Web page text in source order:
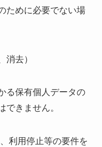
ために必要でない場
去）
る保有個人データの
できません。
利用停止等の要件を